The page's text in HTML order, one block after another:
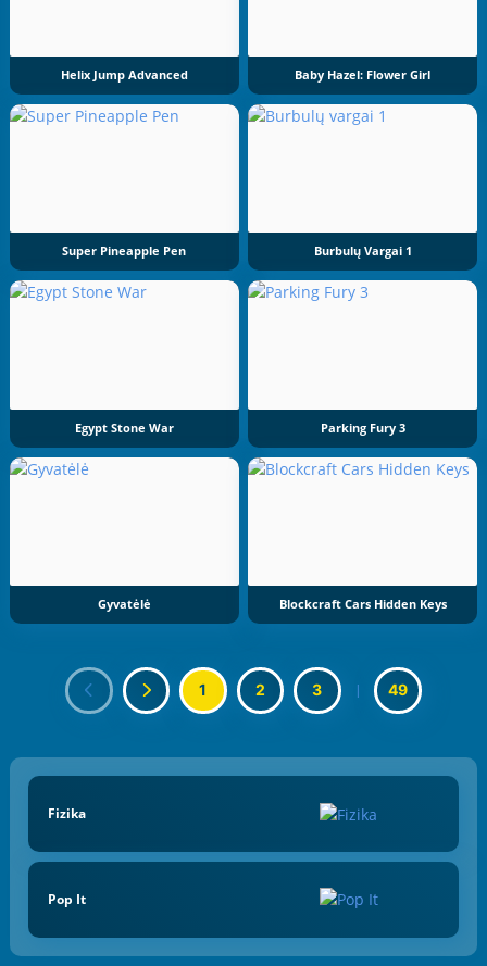
Helix Jump Advanced Baby Hazel: Flower Girl
Super Pineapple Pen Burbulų Vargai 1
Egypt Stone War Parking Fury 3
Gyvatėlė Blockcraft Cars Hidden Keys
1 2 3 | 49
Fizika
Pop It